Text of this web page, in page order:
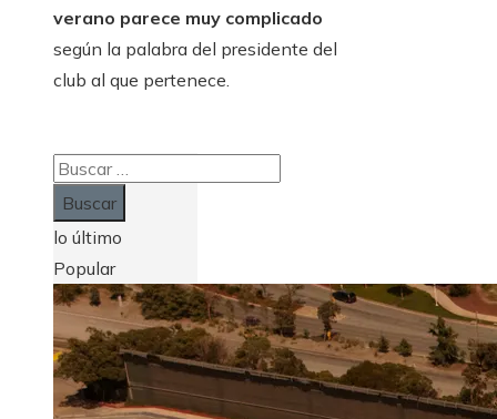
verano parece muy complicado
según la palabra del presidente del
club al que pertenece.
Buscar:
lo último
Popular